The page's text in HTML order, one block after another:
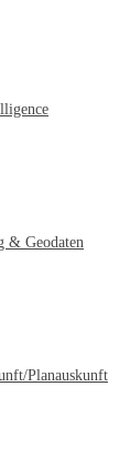
& Geodaten
Planauskunft